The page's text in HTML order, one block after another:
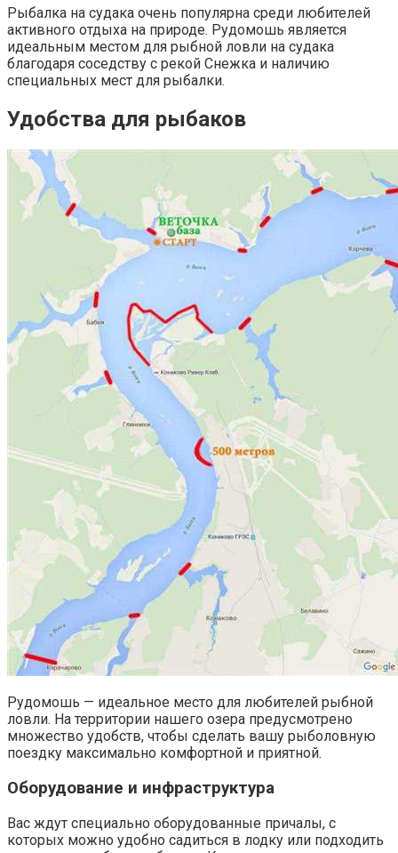
Рыбалка на судака очень популярна среди любителей
активного отдыха на природе. Рудомошь является
идеальным местом для рыбной ловли на судака
благодаря соседству с рекой Снежка и наличию
специальных мест для рыбалки.
Удобства для рыбаков
Рудомошь — идеальное место для любителей рыбной
ловли. На территории нашего озера предусмотрено
множество удобств, чтобы сделать вашу рыболовную
поездку максимально комфортной и приятной.
Оборудование и инфраструктура
Вас ждут специально оборудованные причалы, с
которых можно удобно садиться в лодку или подходить